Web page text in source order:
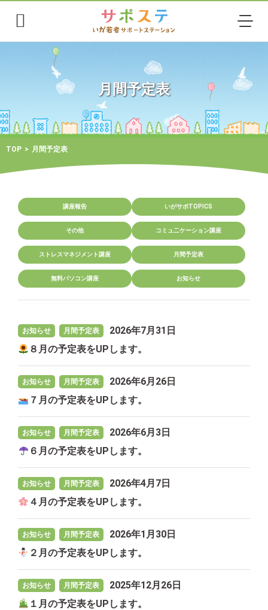
月間予定表
TOP 月間予定表
講座報告 いがサポTOPICS
その他 コミュ二ケーション講座
ストレスマネジメント講座 月間予定表
無料パソコン講座 お知らせ
お知らせ 月間予定表
2026年7月31日
８月の予定表をUPします。
お知らせ 月間予定表
2026年6月26日
７月の予定表をUPします。
お知らせ 月間予定表
2026年6月3日
６月の予定表をUPします。
お知らせ 月間予定表
2026年4月7日
４月の予定表をUPします。
お知らせ 月間予定表
2026年1月30日
２月の予定表をUPします。
お知らせ 月間予定表
2025年12月26日
１月の予定表をUPします。